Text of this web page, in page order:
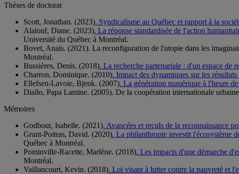
Thèses de doctorat
Scott, Jonathan. (2023). Syndicalisme au Québec et rapport à la
Alalouf, Diane. (2023). La réponse standardisée de l'action
Université du Québec à Montréal.
Bovet, Anaïs. (2021). La reconfiguration de l'utopie dans les
Montréal.
Bussières, Denis. (2018). La recherche partenariale : d'un espace de
Charron, Dominique. (2010). Impact des dynamiques sur les
Ellefsen-Lavoie, Bjenk. (2007). La génération numérique à l'heure
Diallo, Papa Lamine. (2005). De la coopération internationale
Mémoires
Godbout, Isabelle. (2021). Avancées et reculs de la reconnaissance
Grant-Poitras, David. (2020). La philanthropie investit l'écosystème
Québec à Montréal.
Pominville-Racette, Marlène. (2018). Les impacts d'une démarche
Montréal.
Vaillancourt, Kevin. (2018). Loi visant à lutter contre la pauvreté et